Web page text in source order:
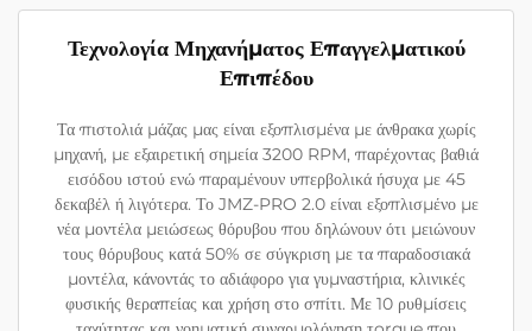
Τεχνολογία Μηχανήματος Επαγγελματικού
Επιπέδου
Τα πιστολιά μάζας μας είναι εξοπλισμένα με άνθρακα χωρίς
μηχανή, με εξαιρετική σημεία 3200 RPM, παρέχοντας βαθιά
εισόδου ιστού ενώ παραμένουν υπερβολικά ήσυχα με 45
δεκαβέλ ή λιγότερα. Το JMZ-PRO 2.0 είναι εξοπλισμένο με
νέα μοντέλα μειώσεως θόρυβου που δηλώνουν ότι μειώνουν
τους θόρυβους κατά 50% σε σύγκριση με τα παραδοσιακά
μοντέλα, κάνοντάς το αδιάφορο για γυμναστήρια, κλινικές
φυσικής θεραπείας και χρήση στο σπίτι. Με 10 ρυθμίσεις